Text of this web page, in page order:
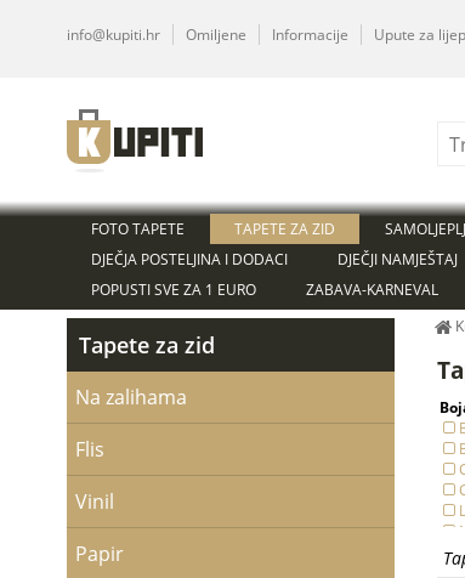
Tapete za zid
Na zalihama
Flis
Vinil
Papir
FOTO TAPETE TAPETE ZA ZID
DJEČJA POSTELJINA I DODACI
DJEČJI NAMJEŠTAJ
POPUSTI SVE ZA 1 EURO
ZABAVA-KARNEVAL
info@kupiti.hr Omiljene Informacije Upute za